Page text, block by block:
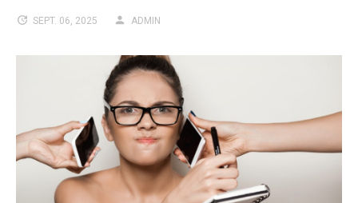
SEPT. 06, 2025 ADMIN